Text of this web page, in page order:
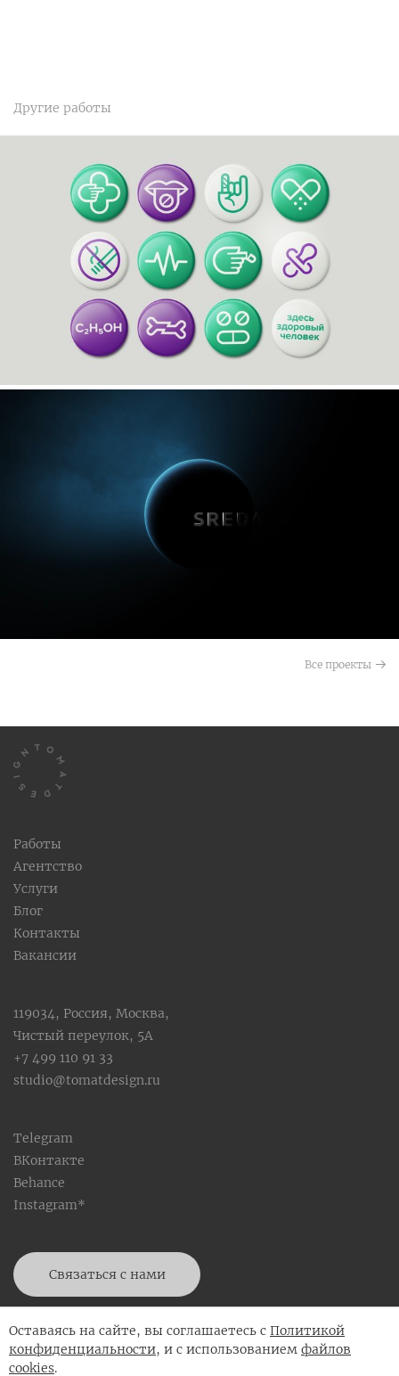
Другие работы
Все проекты
Оставаясь на сайте, вы соглашаетесь с Политикой
конфиденциальности, и с использованием файлов
cookies.
Работы
Агентство
Услуги
Блог
Контакты
Вакансии
119034, Россия, Москва,
Чистый переулок, 5А
+7 499 110 91 33
studio@tomatdesign.ru
Telegram
ВКонтакте
Behance
Instagram*
Связаться с нами
Скачать портфолио